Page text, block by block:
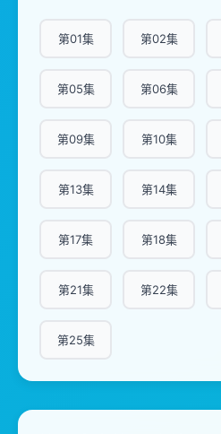
第01集 第02集
第05集 第06集
第09集 第10集
第13集 第14集
第17集 第18集
第21集 第22集
第25集